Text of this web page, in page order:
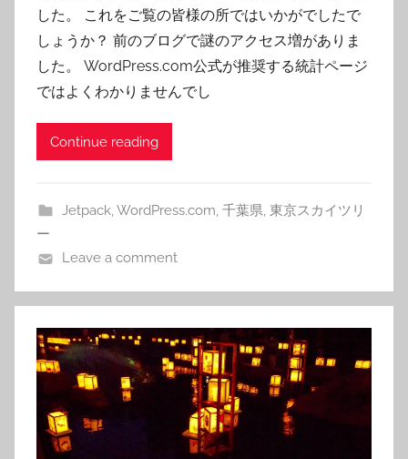
した。 これをご覧の皆様の所ではいかがでしたで
しょうか？ 前のブログで謎のアクセス増がありま
した。 WordPress.com公式が推奨する統計ページ
ではよくわかりませんでし
Continue reading
Jetpack,WordPress.com, 千葉県, 東京スカイツリ
ー
Leave a comment